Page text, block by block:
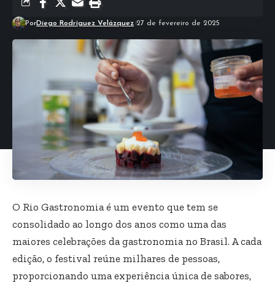
PorDiego Rodríguez Velázquez 27 de fevereiro de 2025
O Rio Gastronomia é um evento que tem se
consolidado ao longo dos anos como uma das
maiores celebrações da gastronomia no Brasil. A cada
edição, o festival reúne milhares de pessoas,
proporcionando uma experiência única de sabores,